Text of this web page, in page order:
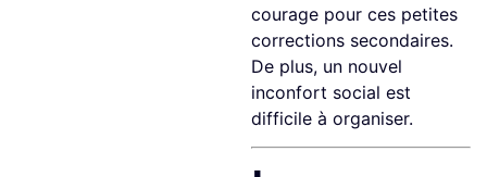
courage pour ces petites
corrections secondaires.
De plus, un nouvel
inconfort social est
difficile à organiser.